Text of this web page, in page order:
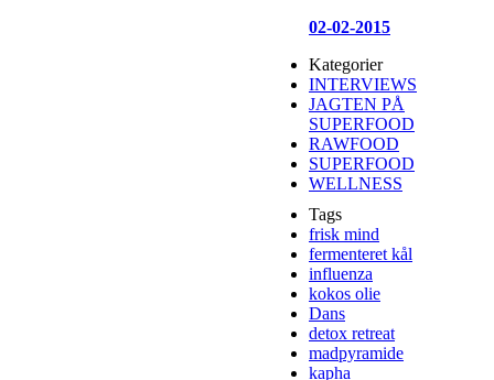
02-02-2015
Kategorier
INTERVIEWS
JAGTEN PÅ
SUPERFOOD
RAWFOOD
SUPERFOOD
WELLNESS
Tags
frisk mind
fermenteret kål
influenza
kokos olie
Dans
detox retreat
madpyramide
kapha